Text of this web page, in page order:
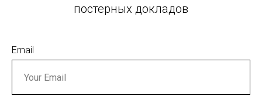
постерных докладов
Email